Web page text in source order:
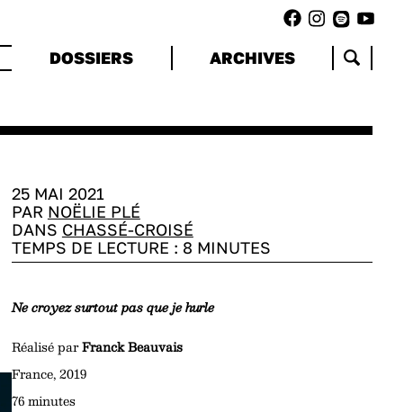
DOSSIERS ARCHIVES
25 MAI 2021
PAR NOËLIE PLÉ
DANS CHASSÉ-CROISÉ
TEMPS DE LECTURE : 8 MINUTES
Ne croyez surtout pas que je hurle
Réalisé parFranck Beauvais
France, 2019
76 minutes